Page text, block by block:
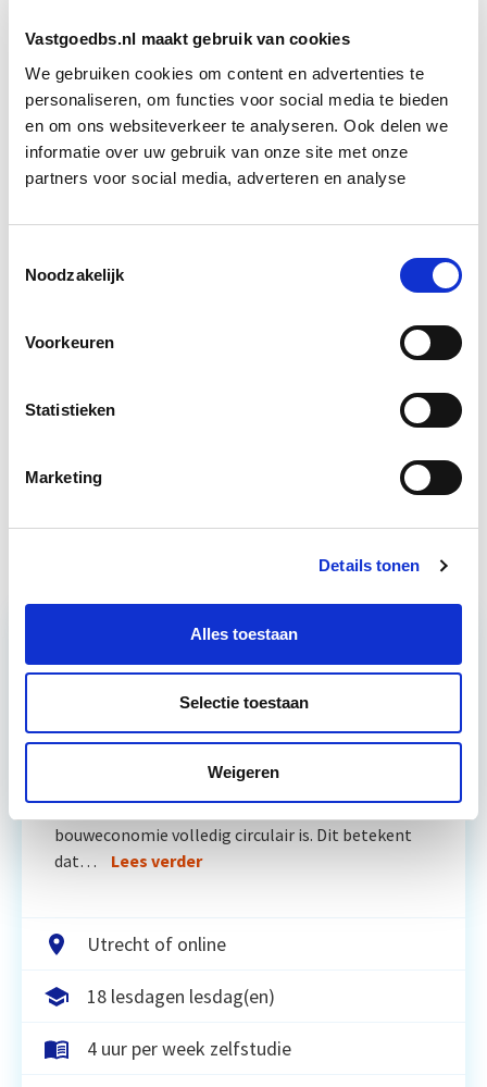
Vastgoedbs.nl maakt gebruik van cookies
We gebruiken cookies om content en advertenties te
personaliseren, om functies voor social media te bieden
en om ons websiteverkeer te analyseren. Ook delen we
informatie over uw gebruik van onze site met onze
partners voor social media, adverteren en analyse
Noodzakelijk
Voorkeuren
Statistieken
Marketing
Details tonen
Alles toestaan
Selectie toestaan
Weigeren
Massaproductie is voor het bouwbedrijf de sleutel om
de prijs laag te houden. Toch blijft de frustratie:
innovatie wordt nu nog te vaak afgeremd door
regelgeving die niet meebeweegt met de praktijk.
Bron: cobouw.nl
Boeiend verhaal? Duik dan eens
in deze opleidingen:
Circulair Bouwen Start do 24 sep
Bouwrecht Start wo 16 sep
Relevant bij dit artikel
Circulair Bouwen
Circulair bouwen is de toekomst. Letterlijk, want in
2050 wil de Nederlandse overheid dat de
bouweconomie volledig circulair is. Dit betekent
dat…
Lees verder
Utrecht of online
18 lesdagen lesdag(en)
4 uur per week zelfstudie